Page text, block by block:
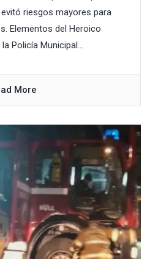
riesgos mayores para
Elementos del Heroico
Policía Municipal...
More